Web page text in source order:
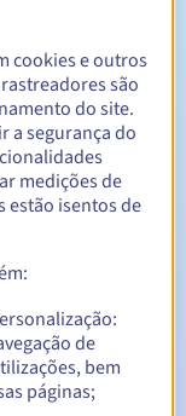
Entre 1 e 10 anos
30 dias
da data de
suspensão do
cookies e outros
são
do site.
a segurança do
medições de
estão isentos de
de
bem
páginas;